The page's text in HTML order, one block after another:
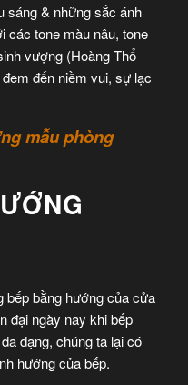
sáng & những sắc ánh
tone màu nâu, tone
vượng (Hoàng Thổ
đến niềm vui, sự lạc
mẫu phòng
bếp bằng hướng của cửa
đại ngày nay khi bếp
dạng, chúng ta lại có
hướng của bếp.